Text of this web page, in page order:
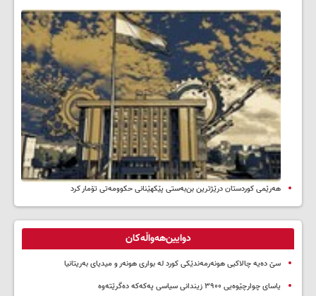
هەرێمی کوردستان درێژترین بن‌بەستی پێکهێنانی حکوومەتی تۆمار کرد
دوایین‌هەواڵەکان
سێ دەیە چالاکیی هونەرمەندێکی کورد لە بواری هونەر و میدیای بەریتانیا
یاسای چوارچێوەیی ۳۹۰۰ زیندانی سیاسی پەکەکە دەگرێتەوە